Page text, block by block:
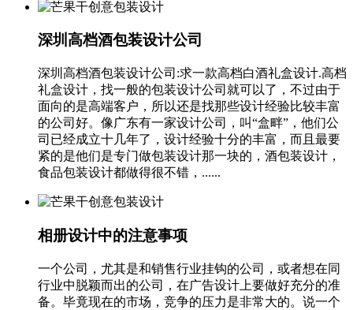
深圳高档酒包装设计公司
深圳高档酒包装设计公司:求一款高档白酒礼盒设计.高档
礼盒设计，找一般的包装设计公司就可以了，不过由于
面向的是高端客户，所以还是找那些设计经验比较丰富
的公司好。像广东有一家设计公司，叫“盒畔”，他们公
司已经成立十几年了，设计经验十分的丰富，而且最要
紧的是他们是专门做包装设计那一块的，酒包装设计，
食品包装设计都做得很不错，......
相册设计中的注意事项
一个公司，尤其是和销售行业挂钩的公司，或者想在同
行业中脱颖而出的公司，在广告设计上要做好充分的准
备。毕竟现在的市场，竞争的压力是非常大的。说一个